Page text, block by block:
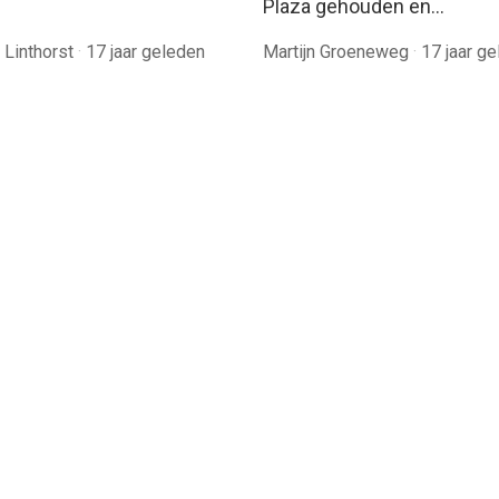
Linthorst · 17 jaar geleden
Plaza gehouden en…
Martijn Groeneweg · 17 jaar